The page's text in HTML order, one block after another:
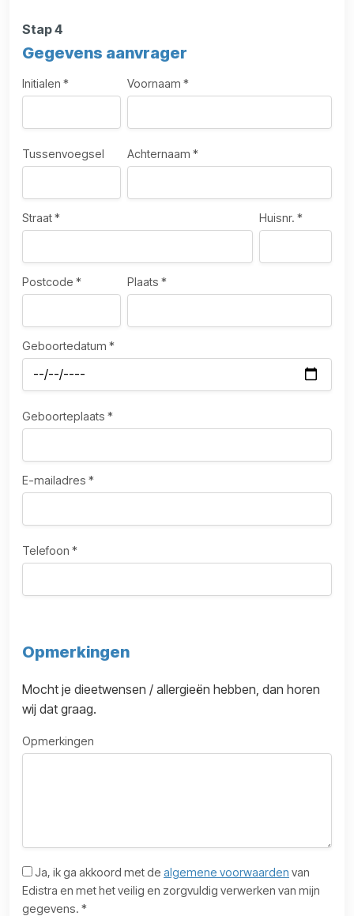
Stap 4
Gegevens aanvrager
Initialen * Voornaam *
Tussenvoegsel Achternaam *
Straat * Huisnr. *
Postcode * Plaats *
Geboortedatum *
Geboorteplaats *
E-mailadres *
Telefoon *
Opmerkingen
Mocht je dieetwensen / allergieën hebben, dan horen
wij dat graag.
Opmerkingen
Ja, ik ga akkoord met de algemene voorwaarden van
Edistra en met het veilig en zorgvuldig verwerken van mijn
gegevens. *